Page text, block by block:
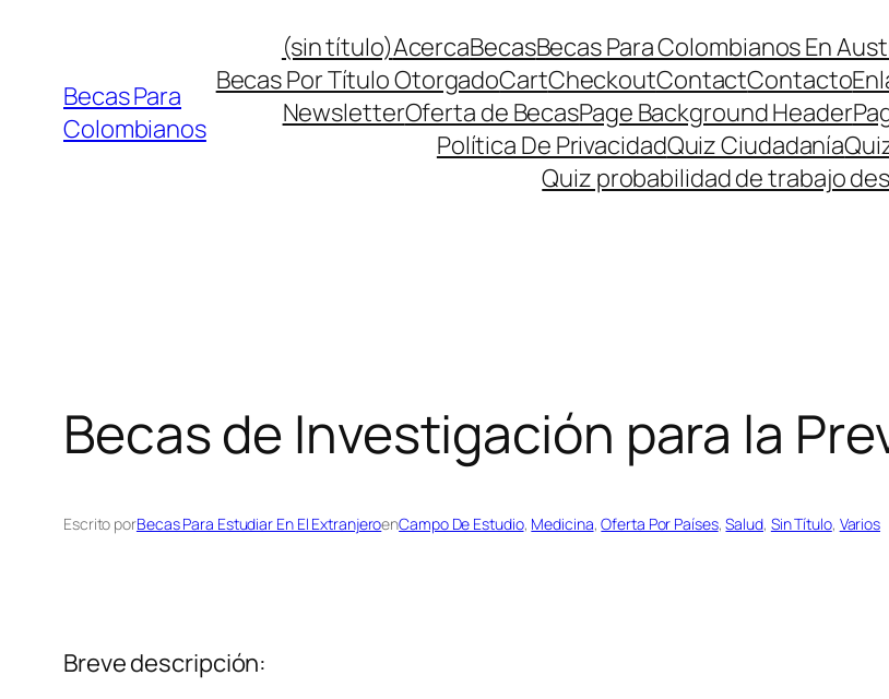
contenido
Becas Para
Colombianos
(sin título)AcercaBecasBecas Para Colombianos En
Becas Por Título OtorgadoCartCheckoutContactContacto
NewsletterOferta de BecasPage Background Header
Política De PrivacidadQuiz Ciudadanía
Quiz probabilidad de trabajo
Becas de Investigación para la
Escrito porBecas Para Estudiar En El ExtranjeroenCampo De Estudio, Medicina, Oferta Por Países, Salud, Sin Título, Varios
Breve descripción: